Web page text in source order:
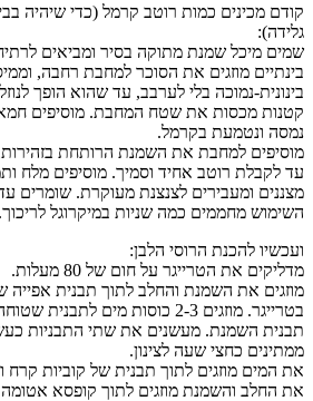
קודם מכינים כמות רוטב קרמל (כדי שיהיה
גלידה):
שמים מיכל שמנת מתוקה בסיר ומביאים
בינתיים מוזגים את הסוכר למחבת רחבה,
בינונית-נמוכה בלי לערבב, עד שהוא הופך
קטנות מכסות את שטח המחבת. מוסיפים
נמסה ונטמעת בקרמל.
מוסיפים למחבת את השמנת הרותחת
עד לקבלת רוטב אחיד וסמיך. מוסיפים מלח
מצננים ומעבירים לצנצנת מעוקרת. שומרים
השימוש מחממים כמה שניות במיקרוגל לריכוך.
ועכשיו להכנת הרוסי הלבן:
מדליקים את הטרייגר על חום של 80 מעלות.
מוזגים את השמנת והחלב לתוך תבנית אפייה
בטרייגר. מוזגים 2-3 כוסות מים
תבנית השמנת. מעשנים את שתי התבניות
ממתינים כחצי שעה לצינון.
את המים מוזגים לתוך תבנית של קוביות
את החלב והשמנת מוזגים לתוך קופסא